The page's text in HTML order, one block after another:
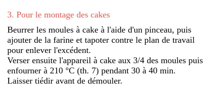
3. Pour le montage des cakes
Beurrer les moules à cake à l'aide d'un pinceau, puis
ajouter de la farine et tapoter contre le plan de travail
pour enlever l'excédent.
Verser ensuite l'appareil à cake aux 3/4 des moules puis
enfourner à 210 °C (th. 7) pendant 30 à 40 min.
Laisser tiédir avant de démouler.